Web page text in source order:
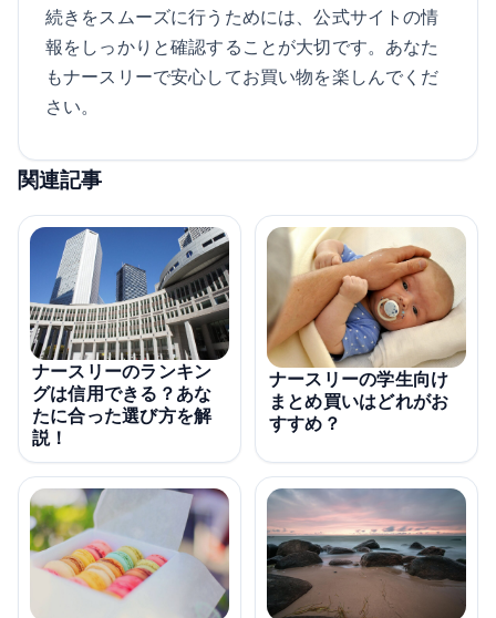
続きをスムーズに行うためには、公式サイトの情
報をしっかりと確認することが大切です。あなた
もナースリーで安心してお買い物を楽しんでくだ
さい。
関連記事
ナースリーのランキン
グは信用できる？あな
たに合った選び方を解
説！
ナースリーの学生向け
まとめ買いはどれがお
すすめ？